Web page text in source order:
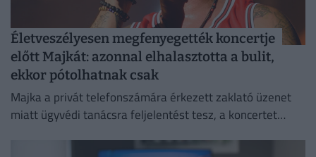
Életveszélyesen megfenyegették koncertje
előtt Majkát: azonnal elhalasztotta a bulit,
ekkor pótolhatnak csak
Majka a privát telefonszámára érkezett zaklató üzenet
miatt ügyvédi tanácsra feljelentést tesz, a koncertet